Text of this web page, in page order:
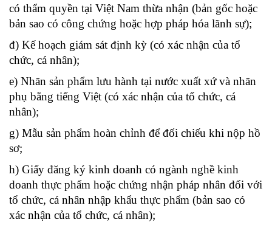
có thẩm quyền tại Việt Nam thừa nhận (bản gốc hoặc
bản sao có công chứng hoặc hợp pháp hóa lãnh sự);
đ) Kế hoạch giám sát định kỳ (có xác nhận của tổ
chức, cá nhân);
e) Nhãn sản phẩm lưu hành tại nước xuất xứ và nhãn
phụ bằng tiếng Việt (có xác nhận của tổ chức, cá
nhân);
g) Mẫu sản phẩm hoàn chỉnh để đối chiếu khi nộp hồ
sơ;
h) Giấy đăng ký kinh doanh có ngành nghề kinh
doanh thực phẩm hoặc chứng nhận pháp nhân đối với
tổ chức, cá nhân nhập khẩu thực phẩm (bản sao có
xác nhận của tổ chức, cá nhân);